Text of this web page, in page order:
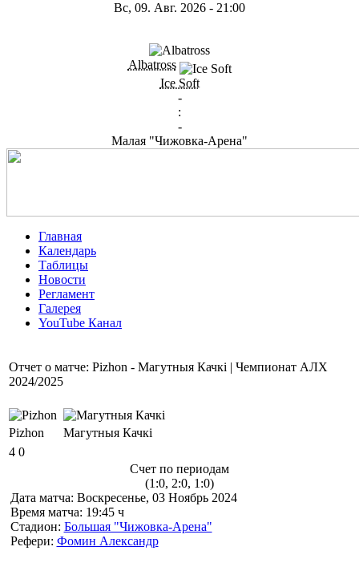
Вс, 09. Авг. 2026 - 21:00
Albatross
Ice Soft
-
:
-
Малая "Чижовка-Арена"
Главная
Календарь
Таблицы
Новости
Регламент
Галерея
YouTube Канал
Отчет о матче: Pizhon - Магутныя Качкі | Чемпионат АЛХ
2024/2025
Pizhon
Магутныя Качкі
4 0
Счет по периодам
(1:0, 2:0, 1:0)
Дата матча: Воскресенье, 03 Ноябрь 2024
Время матча: 19:45 ч
Стадион: Большая "Чижовка-Арена"
Рефери: Фомин Александр